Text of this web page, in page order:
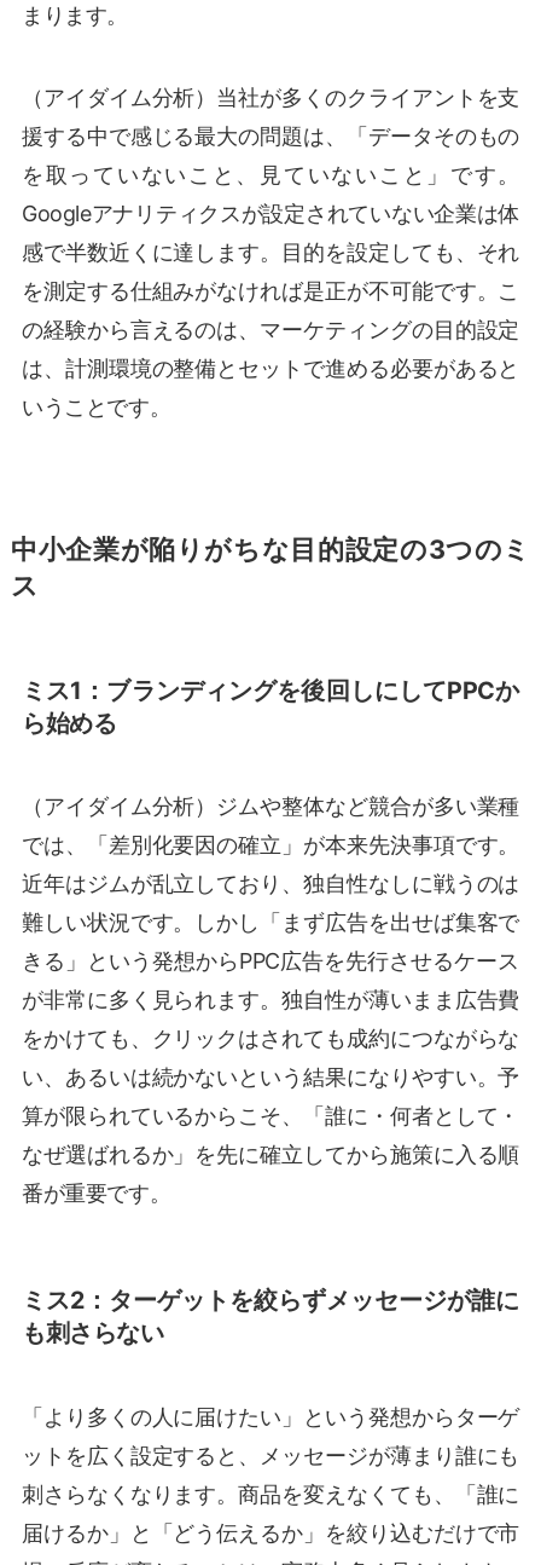
まります。
（アイダイム分析）当社が多くのクライアントを支
援する中で感じる最大の問題は、「データそのもの
を取っていないこと、見ていないこと」です。
Googleアナリティクスが設定されていない企業は体
感で半数近くに達します。目的を設定しても、それ
を測定する仕組みがなければ是正が不可能です。こ
の経験から言えるのは、マーケティングの目的設定
は、計測環境の整備とセットで進める必要があると
いうことです。
中小企業が陥りがちな目的設定の3つのミ
ス
ミス1：ブランディングを後回しにしてPPCか
ら始める
（アイダイム分析）ジムや整体など競合が多い業種
では、「差別化要因の確立」が本来先決事項です。
近年はジムが乱立しており、独自性なしに戦うのは
難しい状況です。しかし「まず広告を出せば集客で
きる」という発想からPPC広告を先行させるケース
が非常に多く見られます。独自性が薄いまま広告費
をかけても、クリックはされても成約につながらな
い、あるいは続かないという結果になりやすい。予
算が限られているからこそ、「誰に・何者として・
なぜ選ばれるか」を先に確立してから施策に入る順
番が重要です。
ミス2：ターゲットを絞らずメッセージが誰に
も刺さらない
「より多くの人に届けたい」という発想からターゲ
ットを広く設定すると、メッセージが薄まり誰にも
刺さらなくなります。商品を変えなくても、「誰に
届けるか」と「どう伝えるか」を絞り込むだけで市